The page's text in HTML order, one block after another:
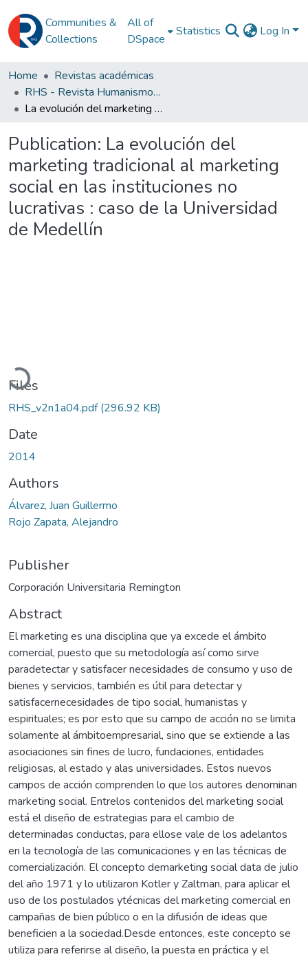
Communities &
Collections
All of
DSpace
Statistics Log In
Home
Revistas académicas
RHS - Revista Humanismo y Sociedad
La evolución del marketing tradicional al marketing social en las instituciones no lucrativas : caso de la Universidad de Medellín
Publication: La evolución del
marketing tradicional al marketing
social en las instituciones no
lucrativas : caso de la Universidad
de Medellín
Loading...
Files
RHS_v2n1a04.pdf(296.92 KB)
Date
2014
Authors
Álvarez, Juan Guillermo
Rojo Zapata, Alejandro
Publisher
Corporación Universitaria Remington
Abstract
El marketing es una disciplina que ya excede el ámbito
comercial, puesto que su metodología así como sirve
paradetectar y satisfacer necesidades de consumo y uso de
bienes y servicios, también es útil para detectar y
satisfacernecesidades de tipo social, humanistas y
espirituales; es por esto que su campo de acción no se limita
solamente al ámbitoempresarial, sino que se extiende a las
asociaciones sin fines de lucro, fundaciones, entidades
religiosas, al estado y alas universidades. Estos nuevos
campos de acción comprenden lo que los autores denominan
marketing social. Entrelos contenidos del marketing social
está el diseño de estrategias para el cambio de
determinadas conductas, para ellose vale de los adelantos
en la tecnología de las comunicaciones y en las técnicas de
comercialización. El concepto demarketing social data de julio
del año 1971 y lo utilizaron Kotler y Zaltman, para aplicar el
uso de los postulados ytécnicas del marketing comercial en
campañas de bien público o en la difusión de ideas que
beneficien a la sociedad.Desde entonces, este concepto se
utiliza para referirse al diseño, la puesta en práctica y el